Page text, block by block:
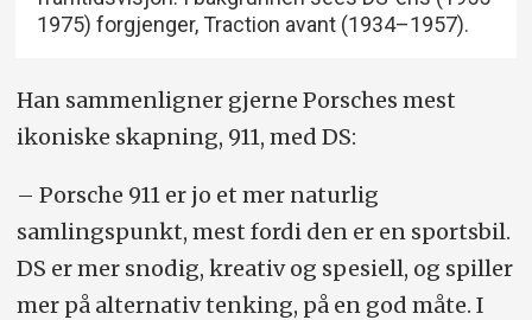
1975) forgjenger, Traction avant (1934–1957).
Han sammenligner gjerne Porsches mest
ikoniske skapning, 911, med DS:
– Porsche 911 er jo et mer naturlig
samlingspunkt, mest fordi den er en sportsbil.
DS er mer snodig, kreativ og spesiell, og spiller
mer på alternativ tenking, på en god måte. I